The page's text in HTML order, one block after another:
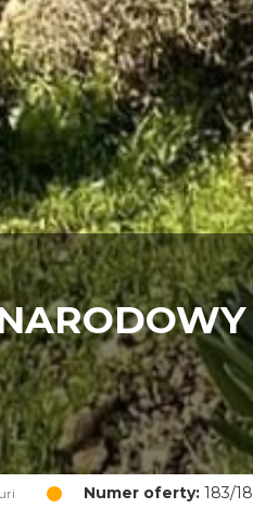
Numer oferty: 183/